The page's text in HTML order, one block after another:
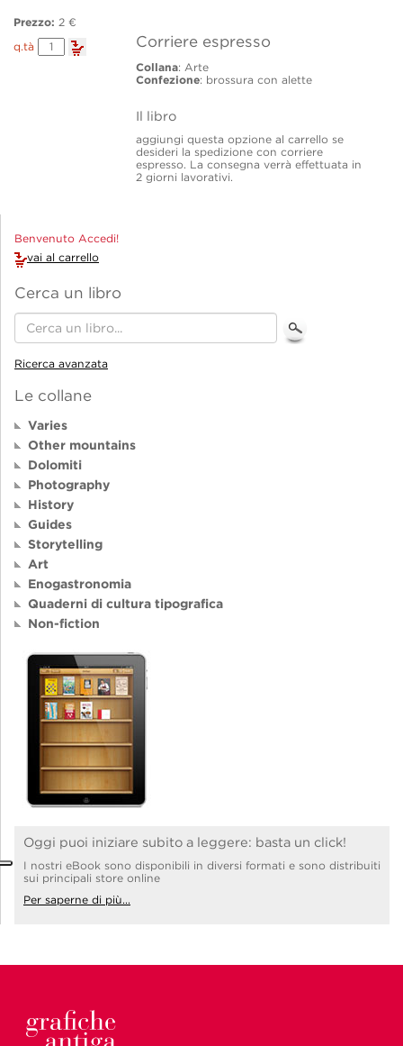
Corriere espresso
Collana: Arte
Confezione: brossura con alette
Il libro
aggiungi questa opzione al carrello se
desideri la spedizione con corriere
espresso. La consegna verrà effettuata in
2 giorni lavorativi.
Prezzo: 2 €
q.tà
Corriere
espresso
Benvenuto Accedi!
vai al carrello
Cerca un libro
Ricerca avanzata
Le collane
Varies
Other mountains
Dolomiti
Photography
History
Guides
Storytelling
Art
Enogastronomia
Quaderni di cultura tipografica
Non-fiction
Oggi puoi iniziare subito a leggere: basta un click!
I nostri eBook sono disponibili in diversi formati e sono distribuiti
sui principali store online
Per saperne di più...